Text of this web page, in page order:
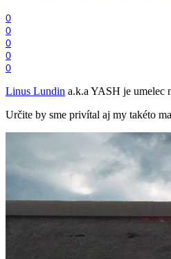
0
0
0
0
0
Linus Lundin a.k.a YASH je umelec
Určite by sme privítal aj my takéto